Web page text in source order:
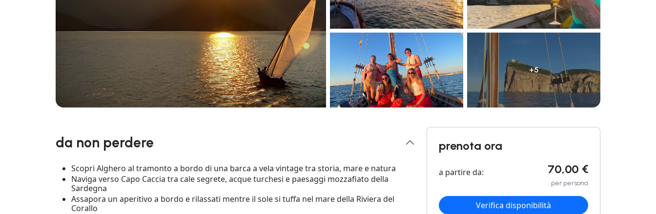
+5
da non perdere
Scopri Alghero al tramonto a bordo di una barca a vela vintage tra storia, mare e natura
Naviga verso Capo Caccia tra cale segrete, acque turchesi e paesaggi mozzafiato della
Sardegna
Assapora un aperitivo a bordo e rilassati mentre il sole si tuffa nel mare della Riviera del
Corallo
prenota ora
a partire da: 70,00 €
per persona
Verifica disponibilità